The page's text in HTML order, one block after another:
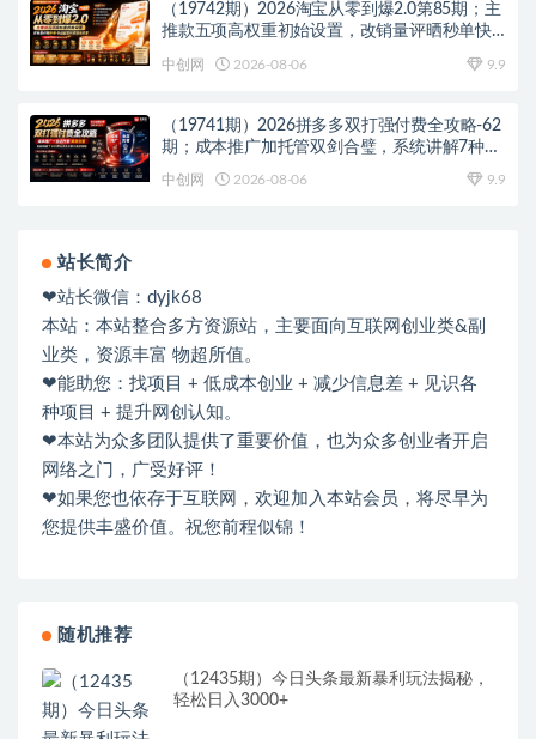
（19742期）2026淘宝从零到爆2.0第85期；主
推款五项高权重初始设置，改销量评晒秒单快
中创网 2026-08-06 9.9
（19741期）2026拼多多双打强付费全攻略-62
期；成本推广加托管双剑合璧，系统讲解7种付
费玩法优劣势与选择策略
中创网 2026-08-06 9.9
站长简介
❤站长微信：dyjk68
本站：本站整合多方资源站，主要面向互联网创业类&副
业类，资源丰富 物超所值。
❤能助您：找项目 + 低成本创业 + 减少信息差 + 见识各
种项目 + 提升网创认知。
❤本站为众多团队提供了重要价值，也为众多创业者开启
网络之门，广受好评！
❤如果您也依存于互联网，欢迎加入本站会员，将尽早为
您提供丰盛价值。祝您前程似锦！
随机推荐
（12435期）今日头条最新暴利玩法揭秘，
轻松日入3000+